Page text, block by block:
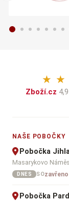
★ ★
Zboží.cz 4,9
NAŠE POBOČKY
Pobočka
Masarykovo
DNES SOzavřeno
Pobočka